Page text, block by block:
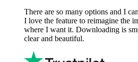
There are so many options and I
I love the feature to reimagine the
where I want it. Downloading is
clear and beautiful.